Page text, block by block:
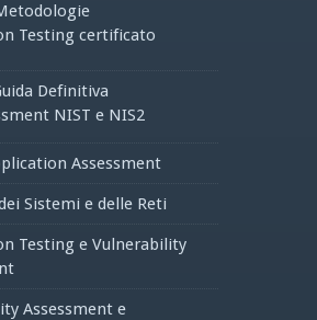
Testing certificato
Definitiva
NIST e NIS2
Assessment
Sistemi e delle Reti
Testing e Vulnerability
Assessment e